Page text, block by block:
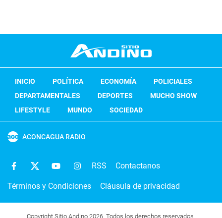
INICIO POLÍTICA ECONOMÍA
POLICIALES
DEPARTAMENTALES
DEPORTES
MUCHO SHOW
LIFESTYLE
MUNDO SOCIEDAD
ACONCAGUA RADIO
RSS Contactanos
Términos y Condiciones Cláusula de privacidad
Copyright Sitio Andino 2026. Todos los derechos reservados.